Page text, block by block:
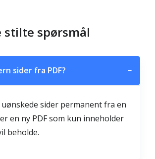
stilte spørsmål
sider fra PDF? −
sider permanent fra en
en ny PDF som kun inneholder
beholde.